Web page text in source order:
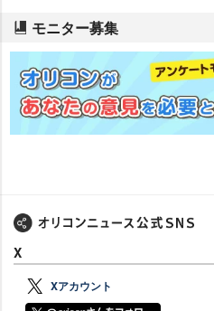
モニター募集
X
Xアカウント